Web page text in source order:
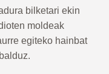
bilketari ekin
moldeak
egiteko hainbat